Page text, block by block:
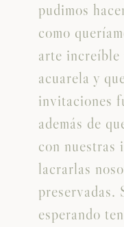
pudimos
como
arte increíble
acuarela y
invitaciones
además de
con nuestras
lacrarlas
preservadas.
esperando